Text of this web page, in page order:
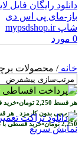
0 مورد
خانه/ محصولات
هر قسط 2,250 تومان•خرید
با ترب‌پی بدون کارمزد هر
2,250 تومان•خرید قسطی بانمایش سریع